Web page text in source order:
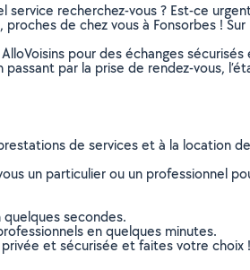
recherchez-vous ? Est-ce
de chez vous à Fonsorbes !
pour des échanges
par la prise de rendez-vous,
de services et à la location
un particulier ou un professionnel
secondes.
en quelques minutes.
et sécurisée et faites votre choix !